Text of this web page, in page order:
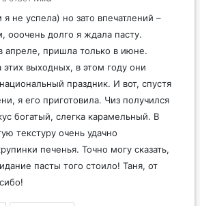
не успела) но зато впечатлений –
ооочень долго я ждала пасту.
апреле, пришла только в июне.
выходных, в этом году они
праздник. И вот, спустя
я его приготовила. Чиз получился
богатый, слегка карамельный. В
текстуру очень удачно
печенья. Точно могу сказать,
пасты того стоило! Таня, от